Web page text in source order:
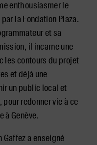
enthousiasmer le
la Fondation Plaza.
et sa
il incarne une
les contours du projet
et déjà une
un public local et
redonner vie à ce
Genève.
a enseigné